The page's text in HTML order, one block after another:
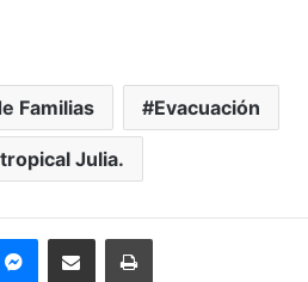
Familias Evacuación
Julia.
MessengerCompartir por correo electrónicoImprimir